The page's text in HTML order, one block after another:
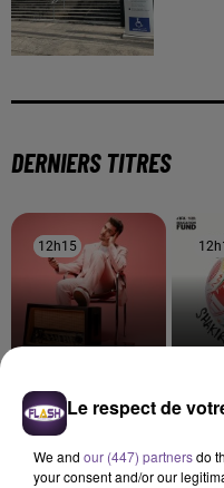
DERNIERS TITRES
12h15
12h15
JULIEN LIEB
Le Jeu
12h05
12h05
Le respect de
We and our (447) partnersdo
your consent and/or our